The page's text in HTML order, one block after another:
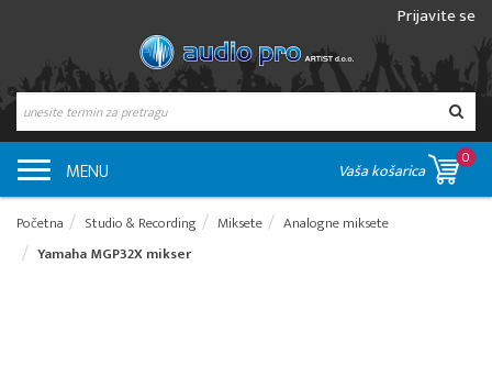
Prijavite se
MENU Vaša košarica
0
Početna Studio & Recording Miksete
Analogne miksete
Yamaha MGP32X mikser